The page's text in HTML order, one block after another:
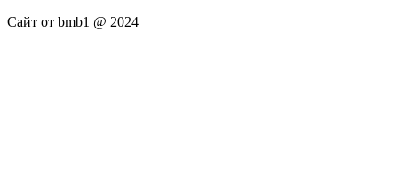
Сайт от bmb1 @ 2024